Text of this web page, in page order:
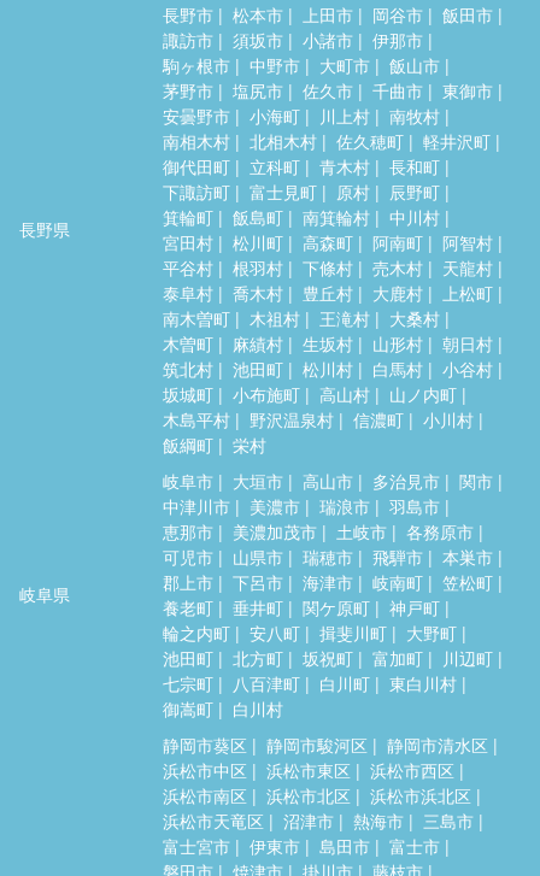
長野県
長野市 松本市 上田市 岡谷市
飯田市
諏訪市
須坂市 小諸市
伊那市
駒ヶ根市
中野市 大町市
飯山市
茅野市
塩尻市 佐久市 千曲市
東御市
安曇野市
小海町 川上村
南牧村
南相木村
北相木村 佐久穂町
軽井沢町
御代田町
立科町 青木村
長和町
下諏訪町
富士見町 原村
辰野町
箕輪町
飯島町 南箕輪村
中川村
宮田村
松川町 高森町 阿南町
阿智村
平谷村
根羽村 下條村 売木村
天龍村
泰阜村
喬木村 豊丘村 大鹿村
上松町
南木曽町
木祖村 王滝村
大桑村
木曽町
麻績村 生坂村 山形村
朝日村
筑北村
池田町 松川村 白馬村
小谷村
坂城町
小布施町 高山村
山ノ内町
木島平村
野沢温泉村 信濃町
小川村
飯綱町
栄村
岐阜県
岐阜市 大垣市 高山市 多治見市
関市
中津川市
美濃市 瑞浪市
羽島市
恵那市
美濃加茂市 土岐市
各務原市
可児市
山県市 瑞穂市 飛騨市
本巣市
郡上市
下呂市 海津市 岐南町
笠松町
養老町
垂井町 関ケ原町
神戸町
輪之内町
安八町 揖斐川町
大野町
池田町
北方町 坂祝町 富加町
川辺町
七宗町
八百津町 白川町
東白川村
御嵩町
白川村
静岡市葵区 静岡市駿河区
静岡市清水区
浜松市中区
浜松市東区
浜松市西区
浜松市南区
浜松市北区
浜松市浜北区
浜松市天竜区
沼津市 熱海市
三島市
富士宮市
伊東市 島田市
富士市
磐田市
焼津市 掛川市
藤枝市